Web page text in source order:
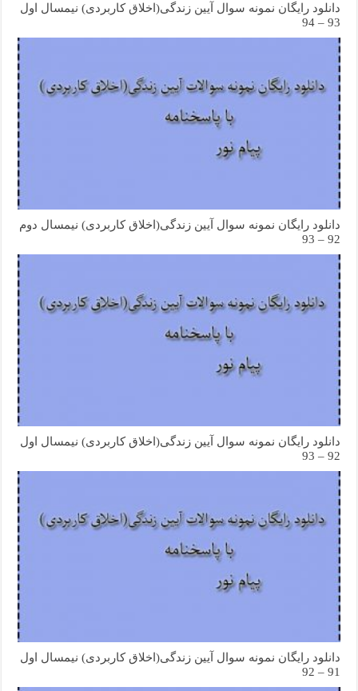
دانلود رایگان نمونه سوال آیین زندگی(اخلاق کاربردی) نیمسال اول
93 – 94
دانلود رایگان نمونه سوال آیین زندگی(اخلاق کاربردی) نیمسال دوم
92 – 93
دانلود رایگان نمونه سوال آیین زندگی(اخلاق کاربردی) نیمسال اول
92 – 93
دانلود رایگان نمونه سوال آیین زندگی(اخلاق کاربردی) نیمسال اول
91 – 92